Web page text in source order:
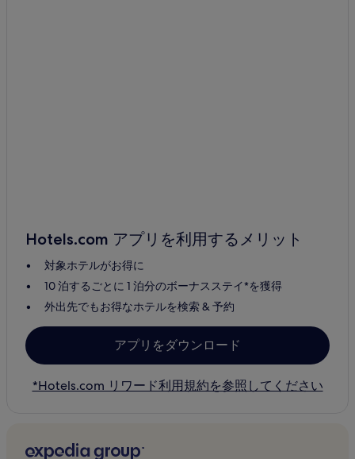
Hotels.com アプリを利用するメリット
対象ホテルがお得に
10 泊するごとに 1 泊分のボーナスステイ*を獲得
外出先でもお得なホテルを検索 & 予約
アプリをダウンロード
*Hotels.com リワード利用規約を参照してください